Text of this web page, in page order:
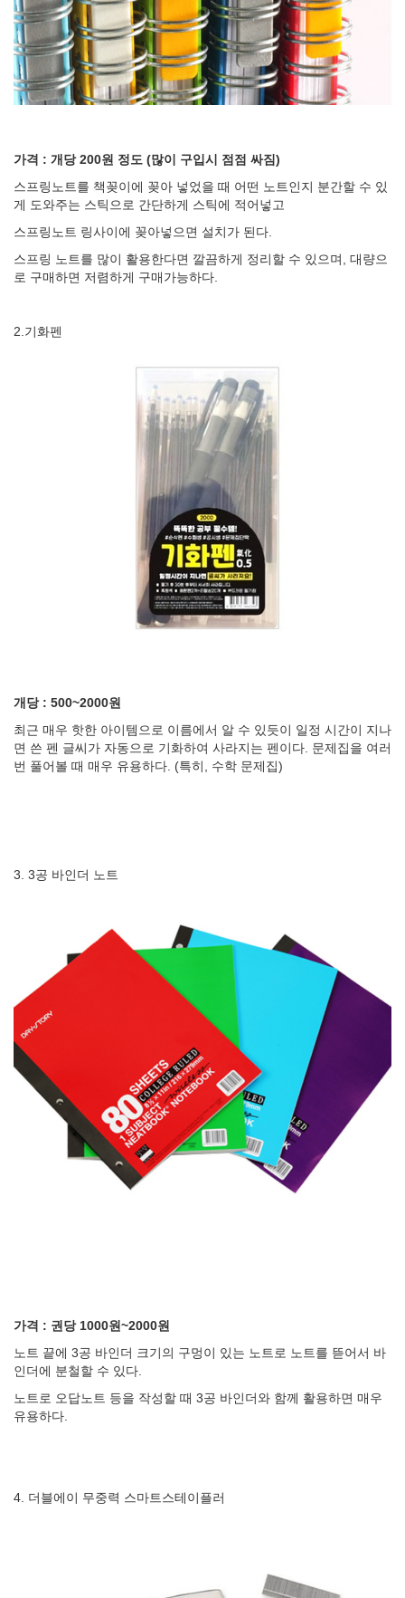
가격 : 개당 200원 정도 (많이 구입시 점점 싸짐)
스프링노트를 책꽂이에 꽂아 넣었을 때 어떤 노트인지 분간할 수 있
게 도와주는 스틱으로 간단하게 스틱에 적어넣고
스프링노트 링사이에 꽂아넣으면 설치가 된다.
스프링 노트를 많이 활용한다면 깔끔하게 정리할 수 있으며, 대량으
로 구매하면 저렴하게 구매가능하다.
2.기화펜
개당 : 500~2000원
최근 매우 핫한 아이템으로 이름에서 알 수 있듯이 일정 시간이 지나
면 쓴 펜 글씨가 자동으로 기화하여 사라지는 펜이다. 문제집을 여러
번 풀어볼 때 매우 유용하다. (특히, 수학 문제집)
3. 3공 바인더 노트
가격 : 권당 1000원~2000원
노트 끝에 3공 바인더 크기의 구멍이 있는 노트로 노트를 뜯어서 바
인더에 분철할 수 있다.
노트로 오답노트 등을 작성할 때 3공 바인더와 함께 활용하면 매우
유용하다.
4. 더블에이 무중력 스마트스테이플러